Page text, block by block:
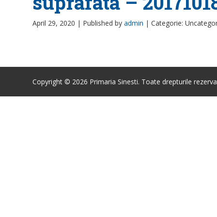
April 29, 2020 | Published by admin | Categorie:
Copyright © 2026 Primaria Sinesti. Toate drepturile